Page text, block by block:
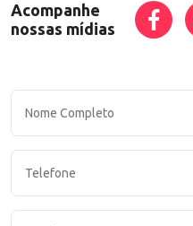
Acompanhe
nossas mídias